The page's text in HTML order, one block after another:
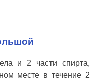
и 2 части спирта,
месте в течение 2